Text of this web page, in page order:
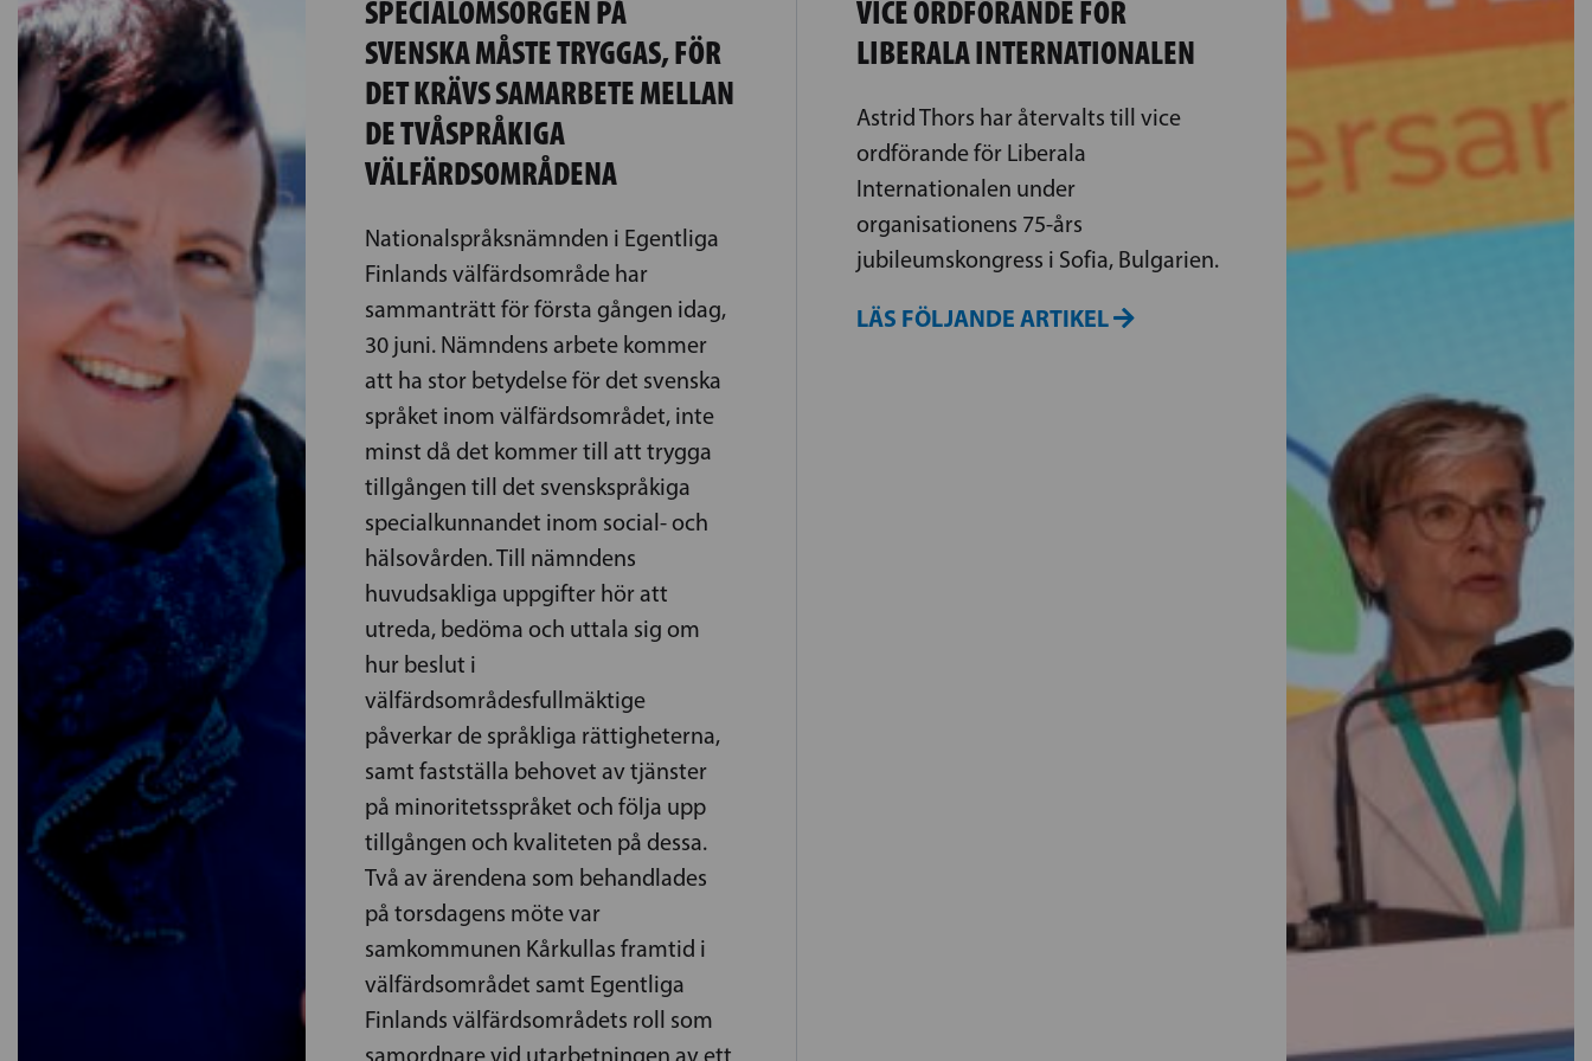
SPECIALOMSORGEN PÅ
SVENSKA MÅSTE TRYGGAS, FÖR
DET KRÄVS SAMARBETE MELLAN
DE TVÅSPRÅKIGA
VÄLFÄRDSOMRÅDENA
Nationalspråksnämnden i Egentliga
Finlands välfärdsområde har
sammanträtt för första gången idag,
30 juni. Nämndens arbete kommer
att ha stor betydelse för det svenska
språket inom välfärdsområdet, inte
minst då det kommer till att trygga
tillgången till det svenskspråkiga
specialkunnandet inom social- och
hälsovården. Till nämndens
huvudsakliga uppgifter hör att
utreda, bedöma och uttala sig om
hur beslut i
välfärdsområdesfullmäktige
påverkar de språkliga rättigheterna,
samt fastställa behovet av tjänster
på minoritetsspråket och följa upp
tillgången och kvaliteten på dessa.
Två av ärendena som behandlades
på torsdagens möte var
samkommunen Kårkullas framtid i
välfärdsområdet samt Egentliga
Finlands välfärdsområdets roll som
samordnare vid utarbetningen av ett
VICE ORDFÖRANDE FÖR
LIBERALA INTERNATIONALEN
Astrid Thors har återvalts till vice
ordförande för Liberala
Internationalen under
organisationens 75-års
jubileumskongress i Sofia, Bulgarien.
LÄS FÖLJANDE ARTIKEL